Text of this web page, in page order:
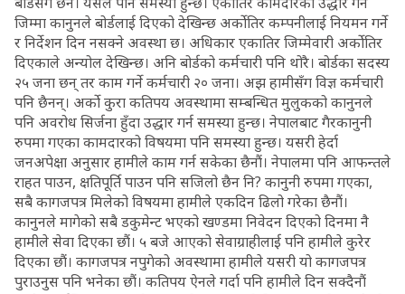
जिम्मा कानुनले बोर्डलाई दिएको देखिन्छ अर्कोतिर कम्पनीलाई नियमन गर्ने
र निर्देशन दिन नसक्ने अवस्था छ। अधिकार एकातिर जिम्मेवारी अर्कोतिर
दिएकाले अन्योल देखिन्छ। अनि बोर्डको कर्मचारी पनि थोरै। बोर्डका सदस्य
२५ जना छन् तर काम गर्ने कर्मचारी २० जना। अझ हामीसँग विज्ञ कर्मचारी
पनि छैनन्। अर्को कुरा कतिपय अवस्थामा सम्बन्धित मुलुकको कानुनले
पनि अवरोध सिर्जना हुँदा उद्धार गर्न समस्या हुन्छ। नेपालबाट गैरकानुनी
रुपमा गएका कामदारको विषयमा पनि समस्या हुन्छ। यसरी हेर्दा
जनअपेक्षा अनुसार हामीले काम गर्न सकेका छैनौं। नेपालमा पनि आफन्तले
राहत पाउन, क्षतिपूर्ति पाउन पनि सजिलो छैन नि? कानुनी रुपमा गएका,
सबै कागजपत्र मिलेको विषयमा हामीले एकदिन ढिलो गरेका छैनौं।
कानुनले मागेको सबै डकुमेन्ट भएको खण्डमा निवेदन दिएको दिनमा नै
हामीले सेवा दिएका छौं। ५ बजे आएको सेवाग्राहीलाई पनि हामीले कुरेर
दिएका छौं। कागजपत्र नपुगेको अवस्थामा हामीले यसरी यो कागजपत्र
पुराउनुस पनि भनेका छौं। कतिपय ऐनले गर्दा पनि हामीले दिन सक्दैनौं